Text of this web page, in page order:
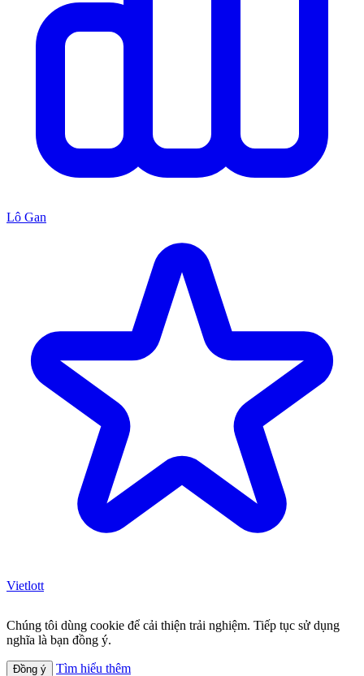
Lô Gan
Vietlott
Chúng tôi dùng cookie để cải thiện trải nghiệm. Tiếp tục sử dụng
nghĩa là bạn đồng ý.
Đồng ý Tìm hiểu thêm